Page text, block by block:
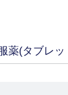
薬(タブレ